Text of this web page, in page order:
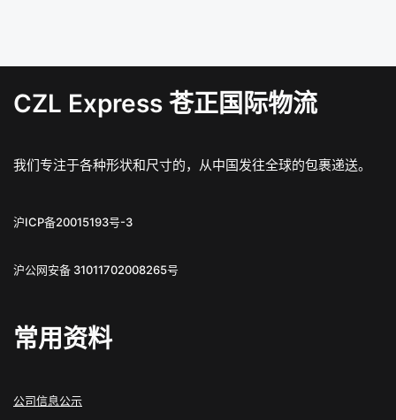
CZL Express 苍正国际物流
我们专注于各种形状和尺寸的，从中国发往全球的包裹递送。
沪ICP备20015193号-3
沪公网安备 31011702008265号
常用资料
公司信息公示